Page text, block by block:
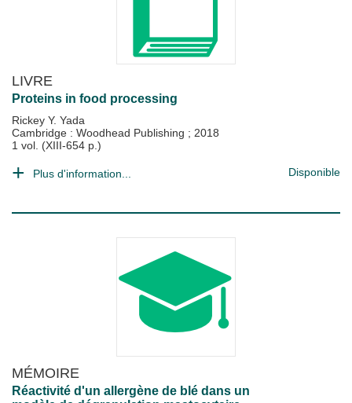
LIVRE
Proteins in food processing
Rickey Y. Yada
Cambridge : Woodhead Publishing ; 2018
1 vol. (XIII-654 p.)
Plus d'information... Disponible
MÉMOIRE
Réactivité d'un allergène de blé dans un